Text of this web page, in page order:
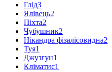
Глід3
Ялівець2
Піхта2
Чубушник2
Нікандра фізалісовидна2
Туя1
Джузгун1
Кліматис1